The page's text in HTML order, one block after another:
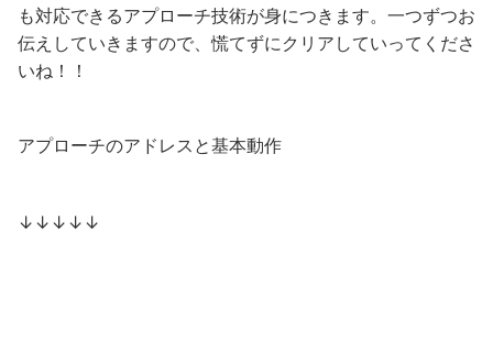
も対応できるアプローチ技術が身につきます。一つずつお
伝えしていきますので、慌てずにクリアしていってくださ
いね！！
アプローチのアドレスと基本動作
↓↓↓↓↓